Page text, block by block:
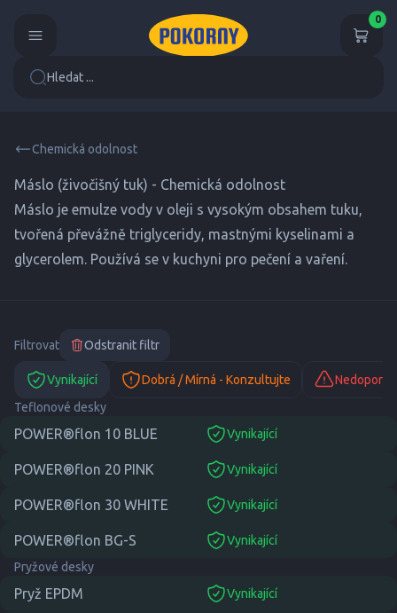
Hledat ...
0
Chemická odolnost
Máslo (živočišný tuk) - Chemická odolnost
Máslo je emulze vody v oleji s vysokým obsahem tuku,
tvořená převážně triglyceridy, mastnými kyselinami a
glycerolem. Používá se v kuchyni pro pečení a vaření.
Filtrovat Odstranit filtr
Vynikající Dobrá / Mírná - Konzultujte
Teflonové desky
POWER®flon 10 BLUE Vynikající
suitable
POWER®flon 20 PINK Vynikající
suitable
POWER®flon 30 WHITE Vynikající
suitable
POWER®flon BG-S Vynikající
suitable
Pryžové desky
Pryž EPDM Vynikající
suitable